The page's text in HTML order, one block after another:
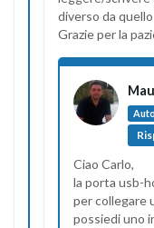
diverso da
Grazie per la
Ciao Carlo,
la porta usb-
per collegare
possiedi uno